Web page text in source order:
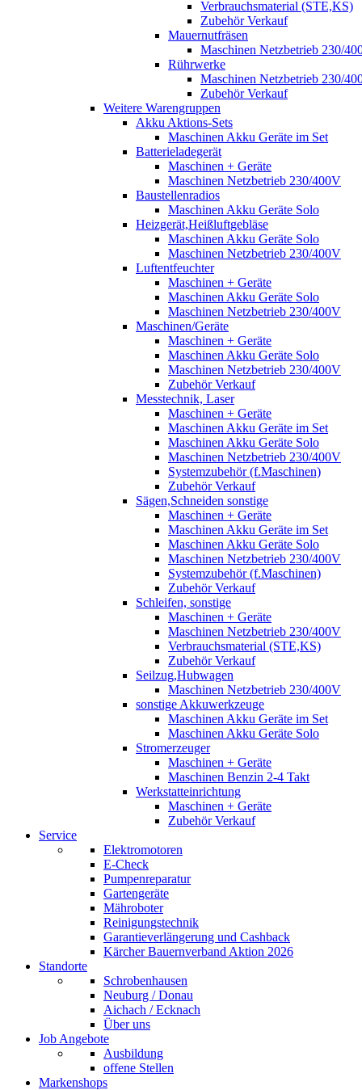
Verbrauchsmaterial (STE,KS)
Zubehör Verkauf
Mauernutfräsen
Maschinen Netzbetrieb 230/
Rührwerke
Maschinen Netzbetrieb 230/
Zubehör Verkauf
Weitere Warengruppen
Akku Aktions-Sets
Maschinen Akku Geräte im Set
Batterieladegerät
Maschinen + Geräte
Maschinen Netzbetrieb 230/400V
Baustellenradios
Maschinen Akku Geräte Solo
Heizgerät,Heißluftgebläse
Maschinen Akku Geräte Solo
Maschinen Netzbetrieb 230/400V
Luftentfeuchter
Maschinen + Geräte
Maschinen Akku Geräte Solo
Maschinen Netzbetrieb 230/400V
Maschinen/Geräte
Maschinen + Geräte
Maschinen Akku Geräte Solo
Maschinen Netzbetrieb 230/400V
Zubehör Verkauf
Messtechnik, Laser
Maschinen + Geräte
Maschinen Akku Geräte im Set
Maschinen Akku Geräte Solo
Maschinen Netzbetrieb 230/400V
Systemzubehör (f.Maschinen)
Zubehör Verkauf
Sägen,Schneiden sonstige
Maschinen + Geräte
Maschinen Akku Geräte im Set
Maschinen Akku Geräte Solo
Maschinen Netzbetrieb 230/400V
Systemzubehör (f.Maschinen)
Zubehör Verkauf
Schleifen, sonstige
Maschinen + Geräte
Maschinen Netzbetrieb 230/400V
Verbrauchsmaterial (STE,KS)
Zubehör Verkauf
Seilzug,Hubwagen
Maschinen Netzbetrieb 230/400V
sonstige Akkuwerkzeuge
Maschinen Akku Geräte im Set
Maschinen Akku Geräte Solo
Stromerzeuger
Maschinen + Geräte
Maschinen Benzin 2-4 Takt
Werkstatteinrichtung
Maschinen + Geräte
Zubehör Verkauf
Service
Elektromotoren
E-Check
Pumpenreparatur
Gartengeräte
Mähroboter
Reinigungstechnik
Garantieverlängerung und Cashback
Kärcher Bauernverband Aktion 2026
Standorte
Schrobenhausen
Neuburg / Donau
Aichach / Ecknach
Über uns
Job Angebote
Ausbildung
offene Stellen
Markenshops